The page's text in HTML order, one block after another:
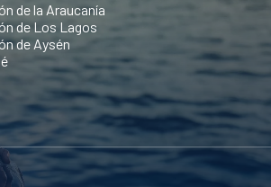
de la Araucanía
de Los Lagos
de Aysén